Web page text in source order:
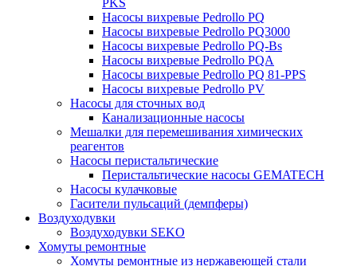
PKS
Насосы вихревые Pedrollo PQ
Насосы вихревые Pedrollo PQ3000
Насосы вихревые Pedrollo PQ-Bs
Насосы вихревые Pedrollo PQA
Насосы вихревые Pedrollo PQ 81-PPS
Насосы вихревые Pedrollo PV
Насосы для сточных вод
Канализационные насосы
Мешалки для перемешивания химических
реагентов
Насосы перистальтические
Перистальтические насосы GEMATECH
Насосы кулачковые
Гасители пульсаций (демпферы)
Воздуходувки
Воздуходувки SEKO
Хомуты ремонтные
Хомуты ремонтные из нержавеющей стали